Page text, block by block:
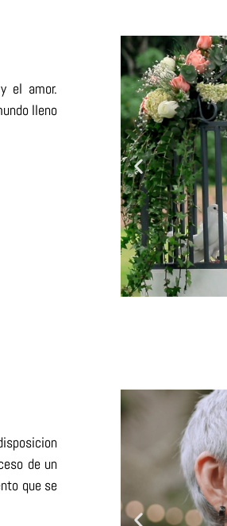
el amor.
lleno
de un
que se